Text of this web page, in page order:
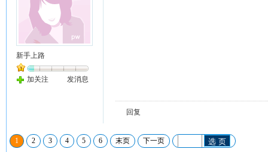
新手上路
加关注 发消息
回复
1 2 3 4 5 6 末页 下一页 选 页